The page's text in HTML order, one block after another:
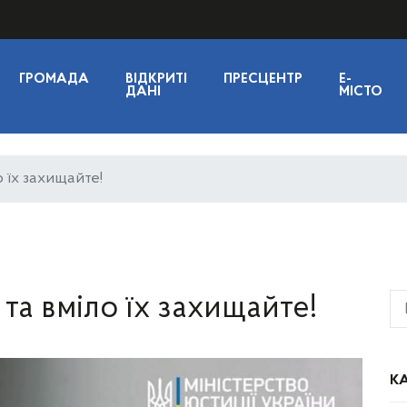
ГРОМАДА
ВІДКРИТІ
ДАНІ
ПРЕСЦЕНТР
E-
МІСТО
їх захищайте!
вміло їх захищайте!